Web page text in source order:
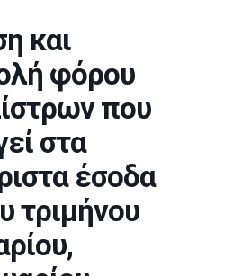
και
φόρου
που
στα
έσοδα
τριμήνου